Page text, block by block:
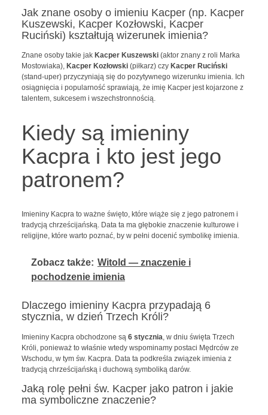
Jak znane osoby o imieniu Kacper (np. Kacper
Kuszewski, Kacper Kozłowski, Kacper
Ruciński) kształtują wizerunek imienia?
Znane osoby takie jak Kacper Kuszewski(aktor znany z roli Marka
Mostowiaka), Kacper Kozłowski(piłkarz) czy Kacper Ruciński
(stand-uper) przyczyniają się do pozytywnego wizerunku imienia. Ich
osiągnięcia i popularność sprawiają, że imię Kacper jest kojarzone z
talentem, sukcesem i wszechstronnością.
Kiedy są imieniny
Kacpra i kto jest jego
patronem?
Imieniny Kacpra to ważne święto, które wiąże się z jego patronem i
tradycją chrześcijańską. Data ta ma głębokie znaczenie kulturowe i
religijne, które warto poznać, by w pełni docenić symbolikę imienia.
Zobacz także: Witold — znaczenie i
pochodzenie imienia
Dlaczego imieniny Kacpra przypadają 6
stycznia, w dzień Trzech Króli?
Imieniny Kacpra obchodzone są 6 stycznia , w dniu święta Trzech
Króli, ponieważ to właśnie wtedy wspominamy postaci Mędrców ze
Wschodu, w tym św. Kacpra. Data ta podkreśla związek imienia z
tradycją chrześcijańską i duchową symboliką darów.
Jaką rolę pełni św. Kacper jako patron i jakie
ma symboliczne znaczenie?